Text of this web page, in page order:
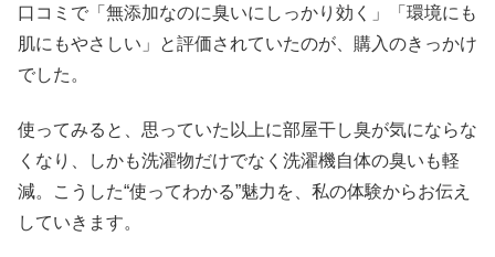
口コミで「無添加なのに臭いにしっかり効く」「環境にも
肌にもやさしい」と評価されていたのが、購入のきっかけ
でした。
使ってみると、思っていた以上に部屋干し臭が気にならな
くなり、しかも洗濯物だけでなく洗濯機自体の臭いも軽
減。こうした“使ってわかる”魅力を、私の体験からお伝え
していきます。